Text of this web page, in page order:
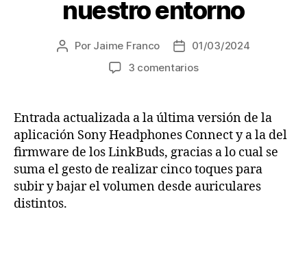
nuestro entorno
Autor
Por Jaime Franco
Fecha
de
01/03/2024
3 comentariosen
los
LinkBuds,
innovadores
auriculares
Bluetooth
Entrada actualizada a la última versión de la
aplicación Sony Headphones Connect y a la del
firmware de los LinkBuds, gracias a lo cual se
suma el gesto de realizar cinco toques para
subir y bajar el volumen desde auriculares
distintos.